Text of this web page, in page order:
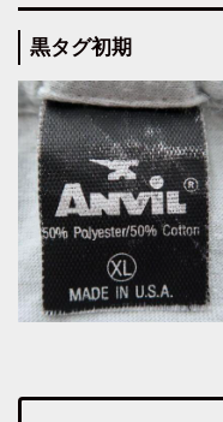
黒タグ初期